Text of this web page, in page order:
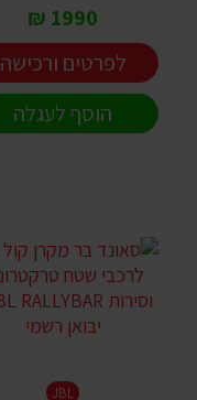
1990 ₪
לפרטים ורכישה
הוסף לעגלה
JBL